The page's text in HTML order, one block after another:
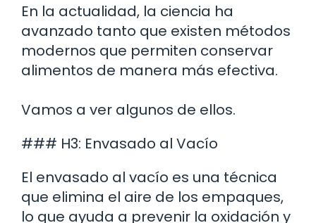
En la actualidad, la ciencia ha
avanzado tanto que existen métodos
modernos que permiten conservar
alimentos de manera más efectiva.
Vamos a ver algunos de ellos.
### H3: Envasado al Vacío
El envasado al vacío es una técnica
que elimina el aire de los empaques,
lo que ayuda a prevenir la oxidación y